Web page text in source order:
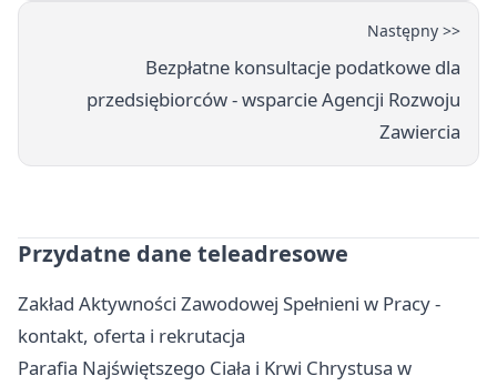
Następny >>
Bezpłatne konsultacje podatkowe dla
przedsiębiorców - wsparcie Agencji Rozwoju
Zawiercia
Przydatne dane teleadresowe
Zakład Aktywności Zawodowej Spełnieni w Pracy -
kontakt, oferta i rekrutacja
Parafia Najświętszego Ciała i Krwi Chrystusa w